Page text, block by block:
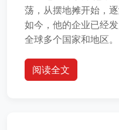
荡，从摆地摊开始，
如今，他的企业已经
全球多个国家和地区。
阅读全文